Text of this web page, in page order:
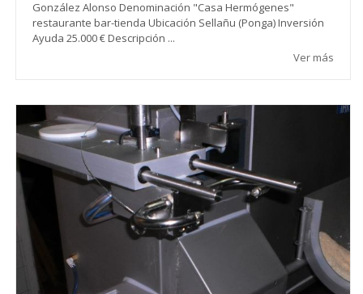
González Alonso Denominación "Casa Hermógenes"
restaurante bar-tienda Ubicación Sellañu (Ponga) Inversión
Ayuda 25.000 € Descripción ...
Ver más